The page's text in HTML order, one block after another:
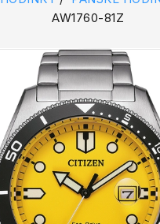
AW1760-81Z